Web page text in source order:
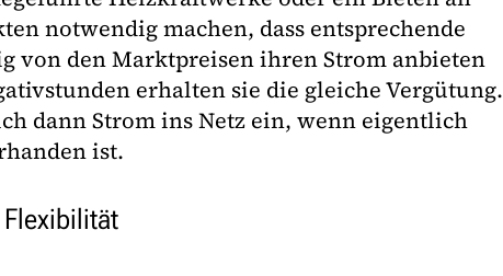
notwendig machen, dass entsprechende
von den Marktpreisen ihren Strom anbieten
erhalten sie die gleiche Vergütung.
dann Strom ins Netz ein, wenn eigentlich
ist.